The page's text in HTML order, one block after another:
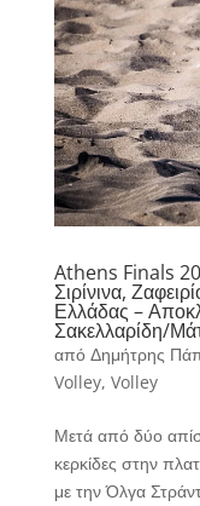
Athens Finals
Σιρίνινα,
Ελλάδας –
Σακελλαρίδη/
από Δημήτρης
Volley, Volley
Μετά από δύο
κερκίδες στην
με την Όλγα